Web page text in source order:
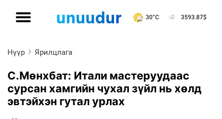
30°C 3593.87$
Нүүр Ярилцлага
С.Мөнхбат: Итали мастеруудаас
сурсан хамгийн чухал зүйл нь хөлд
эвтэйхэн гутал урлах